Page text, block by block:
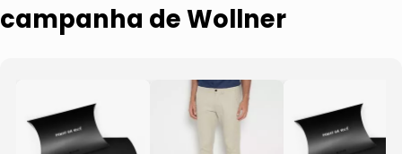
campanha de Wollner